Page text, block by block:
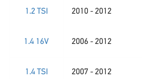
1.2 TSI 2010 - 2012
1.4 16V 2006 - 2012
1.4 TSI 2007 - 2012